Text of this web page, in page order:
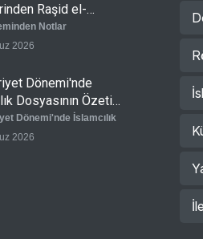
Raşid el-
Seküler Faşizmin
Ağır Tecrit
Notlar
2026
Dönemi'nde
Dosyasının Özeti
Dönemi'nde İslamcılık
2026